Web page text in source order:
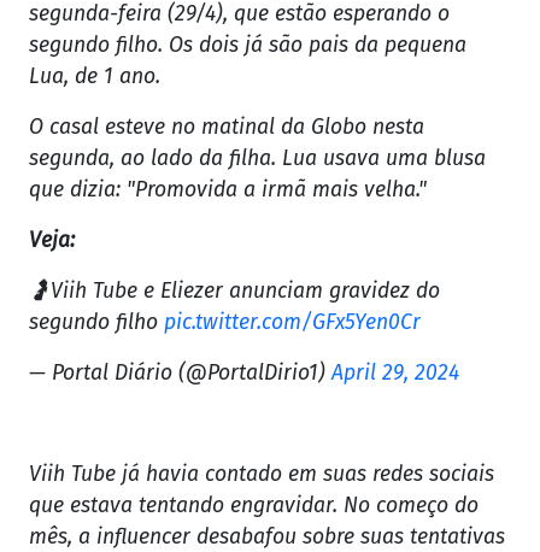
segunda-feira (29/4), que estão esperando o
segundo filho. Os dois já são pais da pequena
Lua, de 1 ano.
O casal esteve no matinal da Globo nesta
segunda, ao lado da filha. Lua usava uma blusa
que dizia: "Promovida a irmã mais velha."
Veja:
🤰Viih Tube e Eliezer anunciam gravidez do
segundo filho pic.twitter.com/GFx5Yen0Cr
— Portal Diário (@PortalDirio1)April 29, 2024
Viih Tube já havia contado em suas redes sociais
que estava tentando engravidar. No começo do
mês, a influencer desabafou sobre suas tentativas